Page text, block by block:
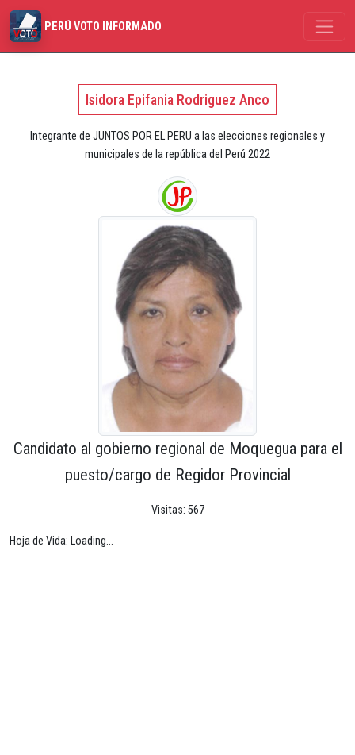
PERÚ VOTO INFORMADO
Isidora Epifania Rodriguez Anco
Integrante de JUNTOS POR EL PERU a las elecciones regionales y
municipales de la república del Perú 2022
Candidato al gobierno regional de Moquegua para el
puesto/cargo de Regidor Provincial
Visitas: 567
Hoja de Vida: Loading...